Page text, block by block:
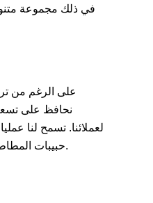
في ذلك مجموعة
على الرغم من
نحافظ على
لعملائنا. تسمح لنا
حبيبات المطاط عالية الجودة بأسعار معقولة.